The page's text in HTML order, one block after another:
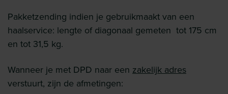
Pakketzending indien je gebruikmaakt van een
haalservice: lengte of diagonaal gemeten tot 175 cm
en tot 31,5 kg.
Wanneer je met DPD naar een zakelijk adres
verstuurt, zijn de afmetingen: